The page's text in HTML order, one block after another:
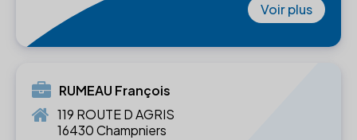
Voir plus
RUMEAU François
119 ROUTE D AGRIS
16430 Champniers